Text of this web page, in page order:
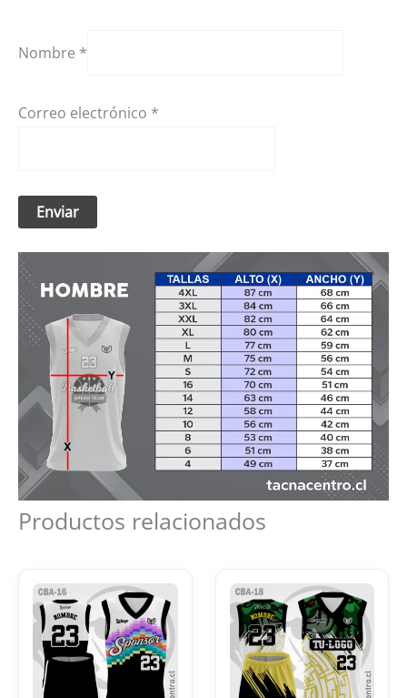
Nombre *
Correo electrónico *
Productos relacionados